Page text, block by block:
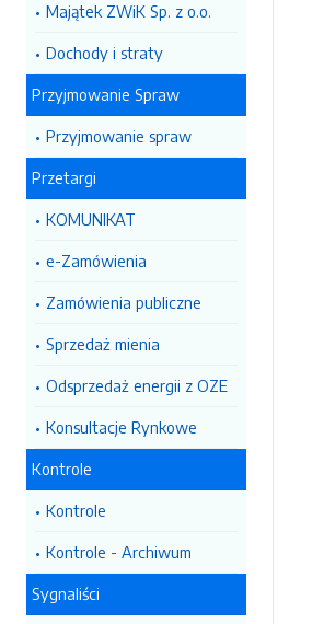
Majątek ZWiK Sp. z o.o.
Dochody i straty
Przyjmowanie Spraw
Przyjmowanie spraw
Przetargi
KOMUNIKAT
e-Zamówienia
Zamówienia publiczne
Sprzedaż mienia
Odsprzedaż energii z OZE
Konsultacje Rynkowe
Kontrole
Kontrole
Kontrole - Archiwum
Sygnaliści